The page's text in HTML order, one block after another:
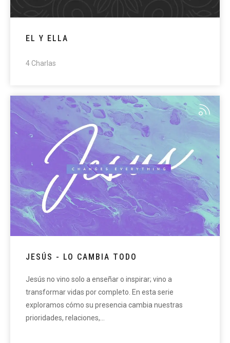
EL Y ELLA
4 Charlas
JESÚS - LO CAMBIA TODO
Jesús no vino solo a enseñar o inspirar; vino a
transformar vidas por completo. En esta serie
exploramos cómo su presencia cambia nuestras
prioridades, relaciones,…